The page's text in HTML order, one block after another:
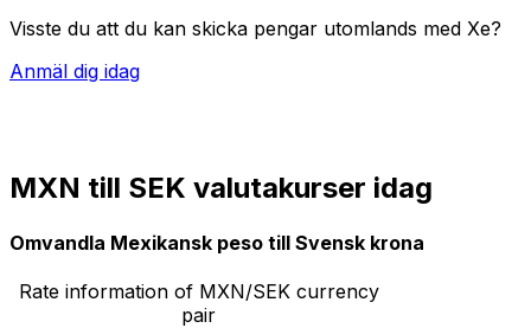
Visste du att du kan skicka pengar utomlands med Xe?
Anmäl dig idag
MXN till SEK valutakurser idag
Omvandla Mexikansk peso till Svensk krona
Rate information of MXN/SEK currency
pair